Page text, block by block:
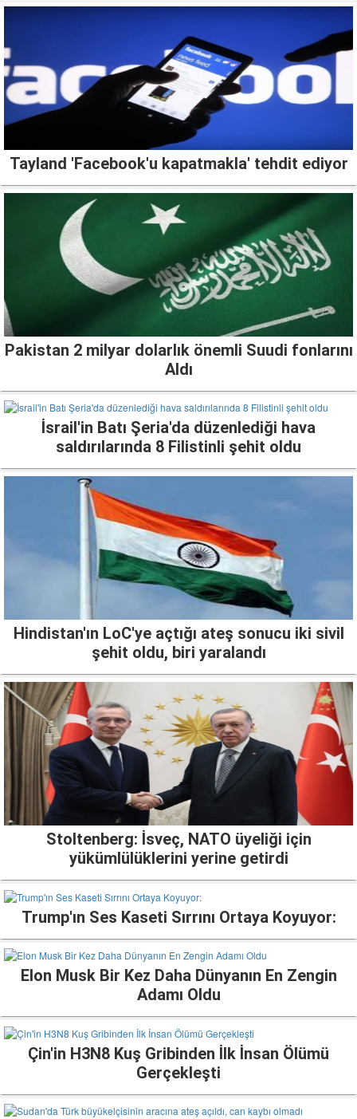
Tayland 'Facebook'u kapatmakla' tehdit ediyor
Pakistan 2 milyar dolarlık önemli Suudi fonlarını
Aldı
İsrail'in Batı Şeria'da düzenlediği hava
saldırılarında 8 Filistinli şehit oldu
Hindistan'ın LoC'ye açtığı ateş sonucu iki sivil
şehit oldu, biri yaralandı
Stoltenberg: İsveç, NATO üyeliği için
yükümlülüklerini yerine getirdi
Trump'ın Ses Kaseti Sırrını Ortaya Koyuyor:
Elon Musk Bir Kez Daha Dünyanın En Zengin
Adamı Oldu
Çin'in H3N8 Kuş Gribinden İlk İnsan Ölümü
Gerçekleşti